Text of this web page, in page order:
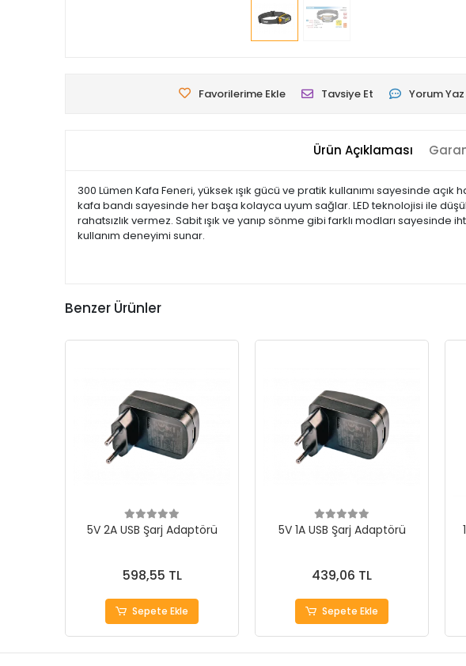
Favorilerime Ekle Tavsiye Et Yorum Yaz
Ürün Açıklaması
300 Lümen Kafa Feneri, yüksek ışık gücü ve pratik kullanımı sayesinde
kafa bandı sayesinde her başa kolayca uyum sağlar. LED teknolojisi ile
rahatsızlık vermez. Sabit ışık ve yanıp sönme gibi farklı modları
kullanım deneyimi sunar.
Benzer Ürünler
5V 2A USB Şarj Adaptörü
598,55 TL
Sepete Ekle
5V 1A USB Şarj Adaptörü
439,06 TL
Sepete Ekle